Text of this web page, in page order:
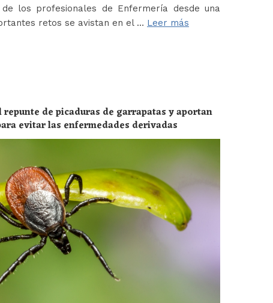
los profesionales de Enfermería desde una
retos se avistan en el … Leer más
de picaduras de garrapatas y aportan
evitar las enfermedades derivadas